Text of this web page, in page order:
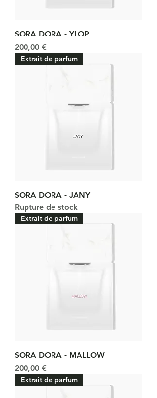
SORA DORA - YLOP
Prix
200,00 €
Extrait de parfum
SORA DORA - JANY
Rupture de stock
Extrait de parfum
SORA DORA - MALLOW
Prix
200,00 €
Extrait de parfum